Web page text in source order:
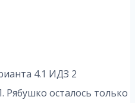
4.1 ИДЗ 2
осталось только